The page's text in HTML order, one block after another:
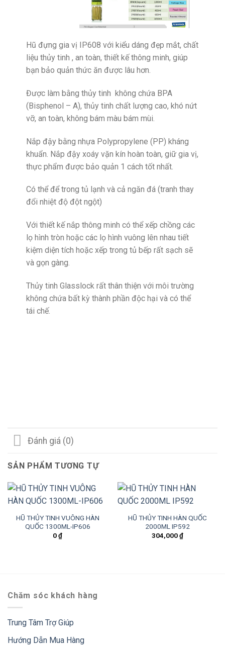
Hũ đựng gia vị IP608 với kiểu dáng đẹp mắt, chất
liệu thủy tinh , an toàn, thiết kế thông minh, giúp
bạn bảo quản thức ăn được lâu hơn.
Được làm bằng thủy tinh không chứa BPA
(Bisphenol – A), thủy tinh chất lượng cao, khó nứt
vỡ, an toàn, không bám màu bám mùi.
Nắp đậy bằng nhựa Polypropylene (PP) kháng
khuẩn. Nắp đậy xoáy vặn kín hoàn toàn, giữ gia vị,
thực phẩm được bảo quản 1 cách tốt nhất.
Có thể để trong tủ lạnh và cả ngăn đá (tranh thay
đổi nhiệt độ đột ngột)
Với thiết kế nắp thông minh có thể xếp chồng các
lọ hình tròn hoặc các lọ hình vuông lên nhau tiết
kiệm diện tích hoặc xếp trong tủ bếp rất sạch sẽ
và gọn gàng.
Thủy tinh Glasslock rất thân thiện với môi trường
không chứa bất kỳ thành phần độc hại và có thể
tái chế.
Đánh giá (0)
SẢN PHẨM TƯƠNG TỰ
HŨ THỦY TINH VUÔNG HÀN
QUỐC 1300ML-IP606
0₫
HŨ THỦY TINH HÀN QUỐC
2000ML IP592
304,000₫
Chăm sóc khách hàng
Trung Tâm Trợ Giúp
Hướng Dẫn Mua Hàng